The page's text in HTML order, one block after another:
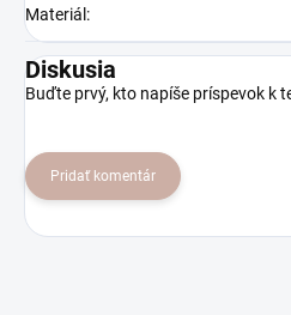
Materiál :
Diskusia
Buďte prvý, kto napíše príspevok k
Pridať komentár